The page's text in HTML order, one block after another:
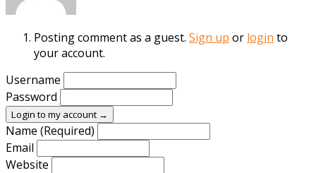
Posting comment as a guest. Sign up or login to
your account.
Username
Password
Login to my account →
Name (Required)
Email
Website